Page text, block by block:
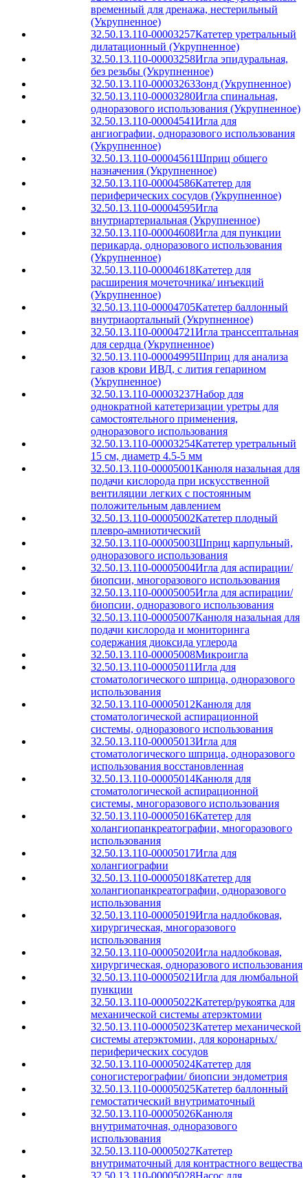
временный для дренажа, нестерильный
(Укрупненное)
32.50.13.110-00003257Катетер уретральный
дилатационный (Укрупненное)
32.50.13.110-00003258Игла эпидуральная,
без резьбы (Укрупненное)
32.50.13.110-00003263Зонд (Укрупненное)
32.50.13.110-00003280Игла спинальная,
одноразового использования (Укрупненное)
32.50.13.110-00004541Игла для
ангиографии, одноразового использования
(Укрупненное)
32.50.13.110-00004561Шприц общего
назначения (Укрупненное)
32.50.13.110-00004586Катетер для
периферических сосудов (Укрупненное)
32.50.13.110-00004595Игла
внутриартериальная (Укрупненное)
32.50.13.110-00004608Игла для пункции
перикарда, одноразового использования
(Укрупненное)
32.50.13.110-00004618Катетер для
расширения мочеточника/ инъекций
(Укрупненное)
32.50.13.110-00004705Катетер баллонный
внутриаортальный (Укрупненное)
32.50.13.110-00004721Игла транссептальная
для сердца (Укрупненное)
32.50.13.110-00004995Шприц для анализа
газов крови ИВД, с лития гепарином
(Укрупненное)
32.50.13.110-00003237Набор для
однократной катетеризации уретры для
самостоятельного применения,
одноразового использования
32.50.13.110-00003254Катетер уретральный
15 см, диаметр 4.5-5 мм
32.50.13.110-00005001Канюля назальная для
подачи кислорода при искусственной
вентиляции легких с постоянным
положительным давлением
32.50.13.110-00005002Катетер плодный
плевро-амниотический
32.50.13.110-00005003Шприц карпульный,
одноразового использования
32.50.13.110-00005004Игла для аспирации/
биопсии, многоразового использования
32.50.13.110-00005005Игла для аспирации/
биопсии, одноразового использования
32.50.13.110-00005007Канюля назальная для
подачи кислорода и мониторинга
содержания диоксида углерода
32.50.13.110-00005008Микроигла
32.50.13.110-00005011Игла для
стоматологического шприца, одноразового
использования
32.50.13.110-00005012Канюля для
стоматологической аспирационной
системы, одноразового использования
32.50.13.110-00005013Игла для
стоматологического шприца, одноразового
использования восстановленная
32.50.13.110-00005014Канюля для
стоматологической аспирационной
системы, многоразового использования
32.50.13.110-00005016Катетер для
холангиопанкреатографии, многоразового
использования
32.50.13.110-00005017Игла для
холангиографии
32.50.13.110-00005018Катетер для
холангиопанкреатографии, одноразового
использования
32.50.13.110-00005019Игла надлобковая,
хирургическая, многоразового
использования
32.50.13.110-00005020Игла надлобковая,
хирургическая, одноразового использования
32.50.13.110-00005021Игла для люмбальной
пункции
32.50.13.110-00005022Катетер/рукоятка для
механической системы атерэктомии
32.50.13.110-00005023Катетер механической
системы атерэктомии, для коронарных/
периферических сосудов
32.50.13.110-00005024Катетер для
соногистерографии/ биопсии эндометрия
32.50.13.110-00005025Катетер баллонный
гемостатический внутриматочный
32.50.13.110-00005026Канюля
внутриматочная, одноразового
использования
32.50.13.110-00005027Катетер
внутриматочный для контрастного вещества
32.50.13.110-00005028Насос для